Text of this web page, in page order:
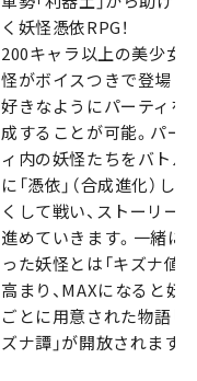
く妖怪憑依RPG！
200キャラ以上の美少女
怪がボイスつきで登場し
好きなようにパーティを
成することが可能。パー
ィ内の妖怪たちをバトル
に「憑依」（合成進化）し
くして戦い、ストーリー
進めていきます。一緒に
った妖怪とは「キズナ値」
高まり、MAXになると妖
ごとに用意された物語「
ズナ譚」が開放されます。